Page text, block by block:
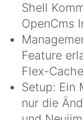
Shell
OpenCms
Feature
Flex-
Setup: Ein
nur die